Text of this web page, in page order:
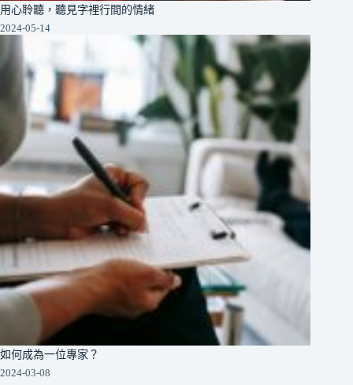
用心聆聽，聽見字裡行間的情緒
2024-05-14
如何成為一位專家？
2024-03-08